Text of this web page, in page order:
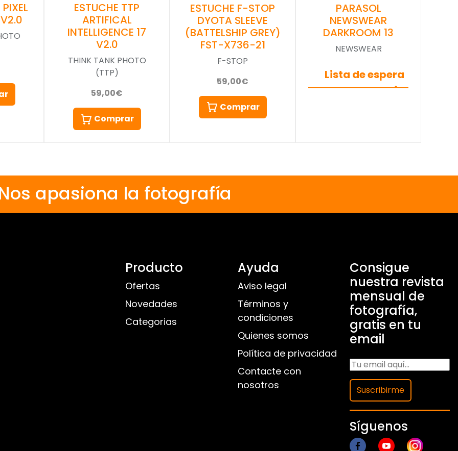
ESTUCHE TTP
ARTIFICAL
INTELLIGENCE 17
V2.0
THINK TANK PHOTO
(TTP)
59,00€
Comprar
ESTUCHE F-STOP
DYOTA SLEEVE
(BATTELSHIP GREY)
FST-X736-21
F-STOP
59,00€
Comprar
PARASOL
NEWSWEAR
DARKROOM 13
NEWSWEAR
Lista de espera
apasiona la fotografía
Producto
Ofertas
Novedades
Categorias
Ayuda
Aviso legal
Términos y
condiciones
Quienes somos
Política de privacidad
Contacte con
nosotros
Consigue
nuestra revista
mensual de
fotografía,
gratis en tu
email
Suscribirme
Síguenos